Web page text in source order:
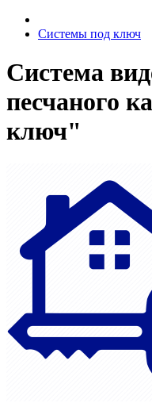
Системы под ключ
Система
песчаного
ключ"